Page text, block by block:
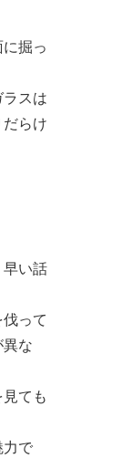
掘っ
スは
らけ
早い話
って
な
ても
力で